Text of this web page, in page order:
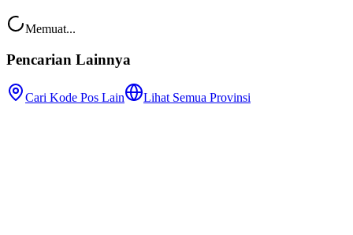
Memuat...
Pencarian Lainnya
Cari Kode Pos Lain Lihat Semua Provinsi